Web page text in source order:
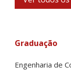
Graduação
Engenharia de